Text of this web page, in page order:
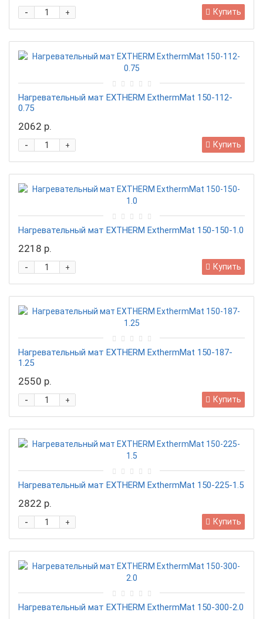
+
- Купить
Нагревательный мат EXTHERM ExthermMat 150-112-
0.75
2062 р.
+
- Купить
Нагревательный мат EXTHERM ExthermMat 150-150-1.0
2218 р.
+
- Купить
Нагревательный мат EXTHERM ExthermMat 150-187-
1.25
2550 р.
+
- Купить
Нагревательный мат EXTHERM ExthermMat 150-225-1.5
2822 р.
+
- Купить
Нагревательный мат EXTHERM ExthermMat 150-300-2.0